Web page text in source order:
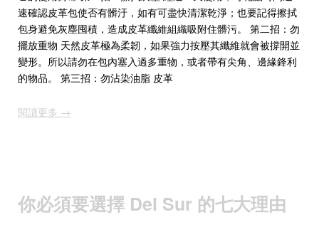
速確認皮革包使否有髒汙，如有可盡快清潔乾淨；也要記得擦拭
包身避免灰塵囤積，造成皮革纖維組織吸附住髒污。 第二招：勿
擺放重物 天然皮革極為柔韌，如果強力按壓其纖維就會被撐開並
變形。所以請勿在包內塞入過多重物，或者帶有尖角、邊緣鋒利
的物品。 第三招：勿沾染油脂 皮革
閱讀更多 →
你必須要選擇 Del Sur 的七大理由